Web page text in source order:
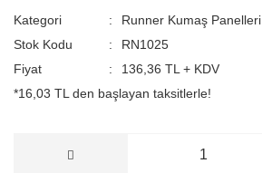
Kategori
Runner Kumaş Panelleri
Stok Kodu
RN1025
Fiyat
136,36 TL + KDV
*16,03 TL den başlayan taksitlerle!